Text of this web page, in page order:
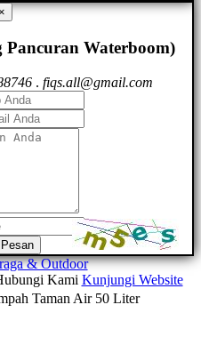
×
Waterboom)
. fiqs.all@gmail.com
& Outdoor
Kami Kunjungi Website